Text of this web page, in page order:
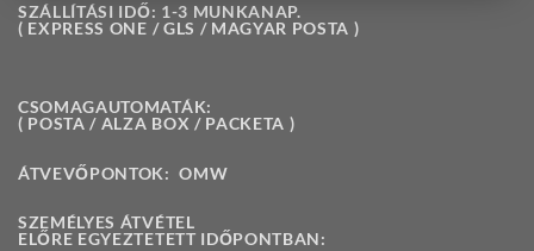
SZÁLLÍTÁSI IDŐ: 1-3 MUNKANAP.
( EXPRESS ONE / GLS / MAGYAR POSTA )
CSOMAGAUTOMATÁK:
( POSTA / ALZA BOX / PACKETA )
ÁTVEVŐPONTOK:OMW
SZEMÉLYES ÁTVÉTEL
ELŐRE EGYEZTETETT IDŐPONTBAN: